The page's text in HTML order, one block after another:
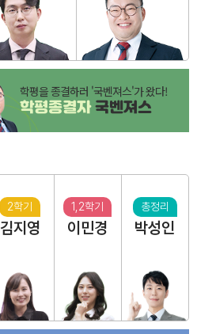
학평을 종결하러 '국벤져스'가 왔다!
학평종결자국벤져스
2학기
김지영
1,2학기
이민경
총정리
박성인